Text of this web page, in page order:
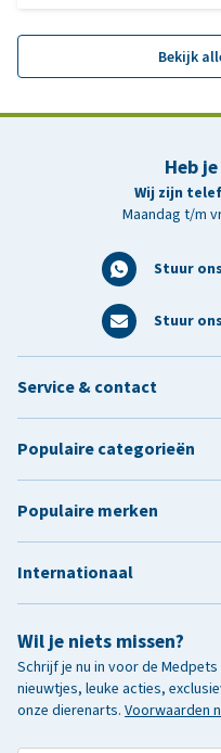
Bekijk
Heb
Wij zijn
Maandag t/m
Stuur
Stuur
Wil je niets missen?
Schrijf je nu in voor de
nieuwtjes, leuke acties,
onze dierenarts. Voorwaarden
Service & contact
Populaire categorieën
Populaire merken
Internationaal